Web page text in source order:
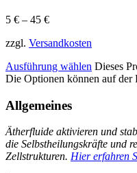
5 € – 45 €
zzgl. Versandkosten
Ausführung wählen Dieses
Die Optionen können auf der
Allgemeines
Ätherfluide aktivieren und
die Selbstheilungskräfte und
Zellstrukturen. Hier erfahren